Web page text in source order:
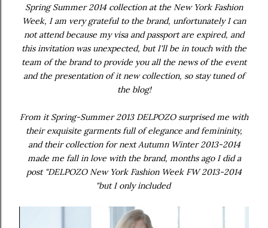
Spring Summer 2014 collection at the New York Fashion
Week, I am very grateful to the brand, unfortunately I can
not attend because my visa and passport are expired, and
this invitation was unexpected, but I'll be in touch with the
team of the brand to provide you all the news of the event
and the presentation of it new collection, so stay tuned of
the blog!
From it Spring-Summer 2013 DELPOZO surprised me with
their exquisite garments full of elegance and femininity,
and their collection for next Autumn Winter 2013-2014
made me fall in love with the brand, months ago I did a
post "DELPOZO New York Fashion Week FW 2013-2014
"but I only included